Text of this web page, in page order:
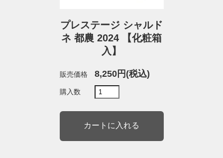
プレステージ シャルド
ネ 都農 2024 【化粧箱
入】
販売価格 8,250円(税込)
購入数